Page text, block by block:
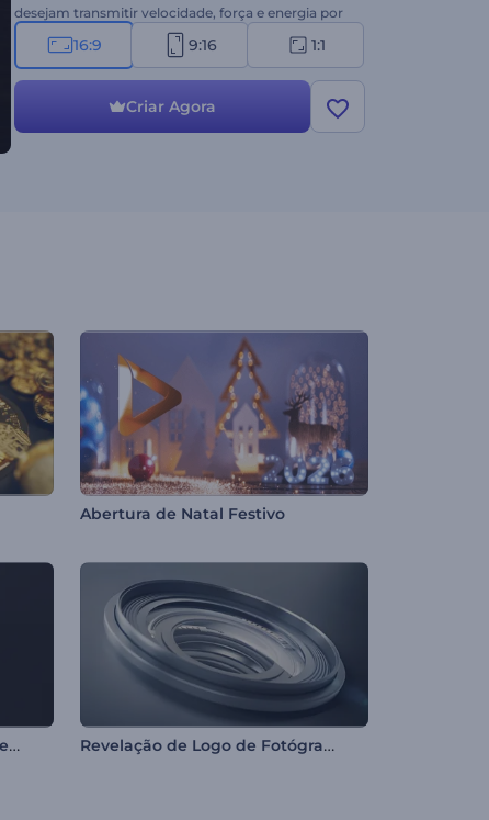
desejam transmitir velocidade, força e energia por
meio de uma introdução eletrizante. Crie agora e
potencialize sua marca!
16:9 9:16 1:1
Criar Agora
Abertura de Natal Festivo
Apresentação de Logo de Esfera em Camadas Revelação de Logo de Fotógrafo